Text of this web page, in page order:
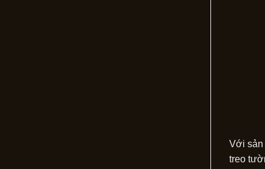
Với sản
treo